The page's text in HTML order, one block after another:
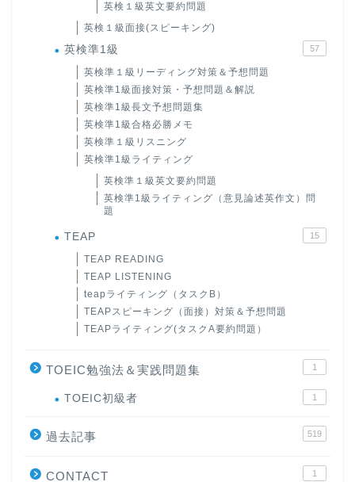
英検１級英文要約問題
英検１級面接(スピーキング)
英検準1級 57
英検準１級リーディング対策＆予想問題
英検準1級面接対策・予想問題＆解説
英検準1級長文予想問題集
英検準1級合格必勝メモ
英検準１級リスニング
英検準1級ライティング
英検準１級英文要約問題
英検準1級ライティング（意見論述英作文）問
題
TEAP 15
TEAP READING
TEAP LISTENING
teapライティング（タスクB）
TEAPスピーキング（面接）対策＆予想問題
TEAPライティング(タスクA要約問題）
TOEIC勉強法＆実践問題集 1
TOEIC初級者 1
過去記事 519
CONTACT 1